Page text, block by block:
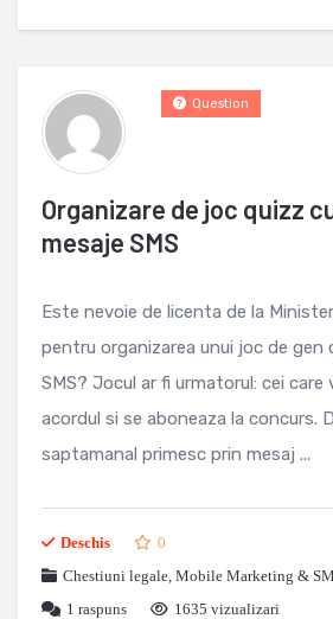
Organizare de joc quizz
mesaje SMS
Question
Este nevoie de licenta de la
pentru organizarea unui joc de gen
SMS? Jocul ar fi urmatorul: cei care
acordul si se aboneaza la concurs.
saptamanal primesc prin mesaj ...
Deschis
0
Chestiuni legale, Mobile Marketing &
1 raspuns 1635 vizualizari